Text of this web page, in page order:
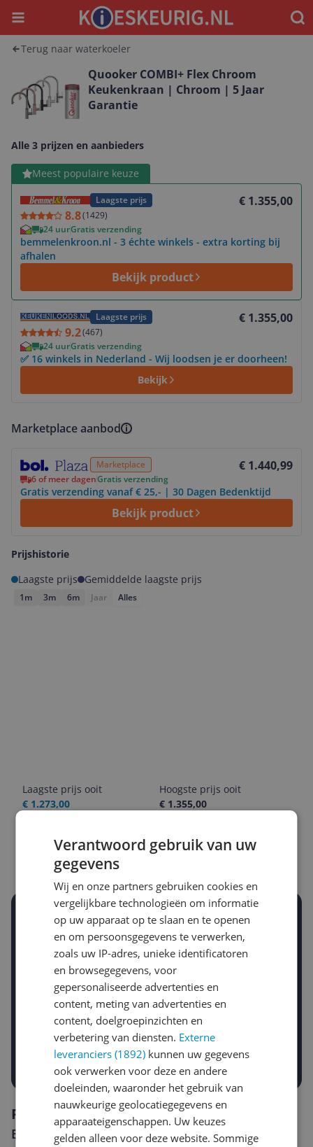
Menu
Terug naar waterkoeler
Quooker COMBI+ Flex Chroom
Keukenkraan | Chroom | 5 Jaar
Garantie
Alle 3 prijzen en aanbieders
Meest populaire keuze
Laagste prijs
8.8(1429)
€ 1.355,00
24 uurGratis verzending
bemmelenkroon.nl - 3 échte winkels - extra korting bij
afhalen
Bekijk product
Bekijk product
Laagste prijs
9.2(467)
€ 1.355,00
24 uurGratis verzending
✅ 16 winkels in Nederland - Wij loodsen je er doorheen!
Bekijk
Marketplace aanbod
Marketplace € 1.440,99
6 of meer dagenGratis verzending
Gratis verzending vanaf € 25,- | 30 Dagen Bedenktijd
Bekijk product
Prijshistorie
Laagste prijs
Gemiddelde laagste prijs
1m 3m 6m Jaar Alles
Laagste prijs ooit
€ 1.273,00
Hoogste prijs ooit
€ 1.355,00
€ 1.355,00
07-08-2026
Stel een alert in en mis geen prijsdaling
Krijg een seintje zodra de prijs zakt
Jouw e-mailadres
Gewenste daling of bedrag
-10% -15%
Prijsalert aanzetten
Reviews
Er zijn nog geen reviews geschreven
Verantwoord gebruik van uw
gegevens
Wij en onze partners gebruiken cookies en
vergelijkbare technologieën om informatie
op uw apparaat op te slaan en te openen
en om persoonsgegevens te verwerken,
zoals uw IP-adres, unieke identificatoren
en browsegegevens, voor
gepersonaliseerde advertenties en
content, meting van advertenties en
content, doelgroepinzichten en
verbetering van diensten. Externe
leveranciers (1892) kunnen uw gegevens
ook verwerken voor deze en andere
doeleinden, waaronder het gebruik van
nauwkeurige geolocatiegegevens en
apparaateigenschappen. Uw keuzes
gelden alleen voor deze website. Sommige